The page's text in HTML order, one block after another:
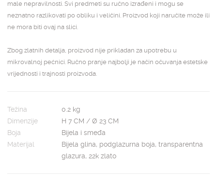
male nepravilnosti. Svi predmeti su ručno izrađeni i mogu se
neznatno razlikovati po obliku i veličini. Proizvod koji naručite može ili
ne mora biti ovaj na slici.
Zbog zlatnih detalja, proizvod nije prikladan za upotrebu u
mikrovalnoj pećnici. Ručno pranje najbolji je način očuvanja estetske
vrijednosti i trajnosti proizvoda.
Težina
0.2 kg
Dimenzije
H 7 CM / Ø 23 CM
Boja
Bijela i smeđa
Materijal
Bijela glina, podglazurna boja, transparentna
glazura, 22k zlato